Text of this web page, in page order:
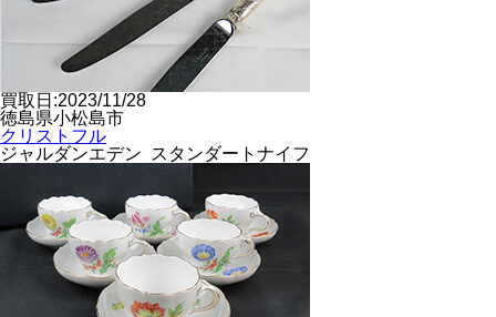
買取日:2023/11/28
徳島県小松島市
クリストフル
ジャルダンエデン スタンダートナイフ